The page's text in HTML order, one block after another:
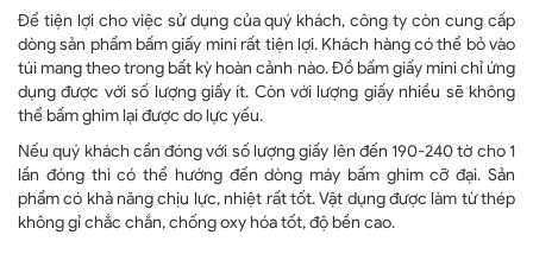
Để tiện lợi cho việc sử dụng của quý khách, công ty còn cung cấp
dòng sản phẩm bấm giấy mini rất tiện lợi. Khách hàng có thể bỏ vào
túi mang theo trong bất kỳ hoàn cảnh nào. Đồ bấm giấy mini chỉ ứng
dụng được với số lượng giấy ít. Còn với lượng giấy nhiều sẽ không
thể bấm ghim lại được do lực yếu.
Nếu quý khách cần đóng với số lượng giấy lên đến 190-240 tờ cho 1
lần đóng thì có thể hướng đến dòng máy bấm ghim cỡ đại. Sản
phẩm có khả năng chịu lực, nhiệt rất tốt. Vật dụng được làm từ thép
không gỉ chắc chắn, chống oxy hóa tốt, độ bền cao.